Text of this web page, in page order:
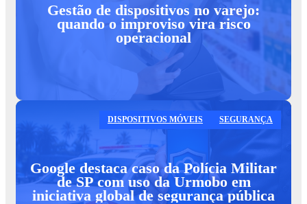
Gestão de dispositivos no varejo:
quando o improviso vira risco
operacional
DISPOSITIVOS MÓVEIS SEGURANÇA
Google destaca caso da Polícia Militar
de SP com uso da Urmobo em
iniciativa global de segurança pública